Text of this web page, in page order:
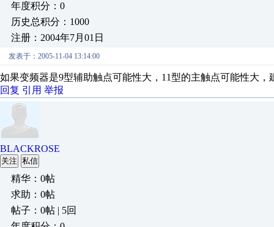
年度积分：0
历史总积分：1000
注册：2004年7月01日
发表于：2005-11-04 13:14:00
如果变频器是9型辅助触点可能性大，11型的主触点可能性大，
回复 引用 举报
BLACKROSE
关注 私信
精华：0帖
求助：0帖
帖子：0帖 | 5回